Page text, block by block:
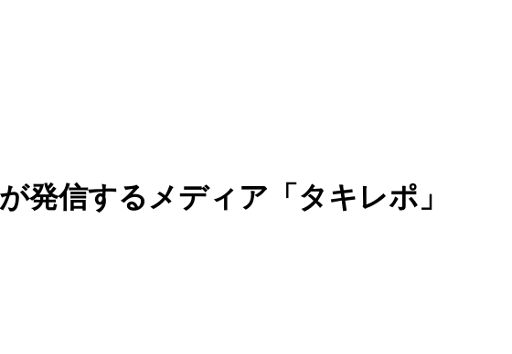
発信するメディア「タキレポ」